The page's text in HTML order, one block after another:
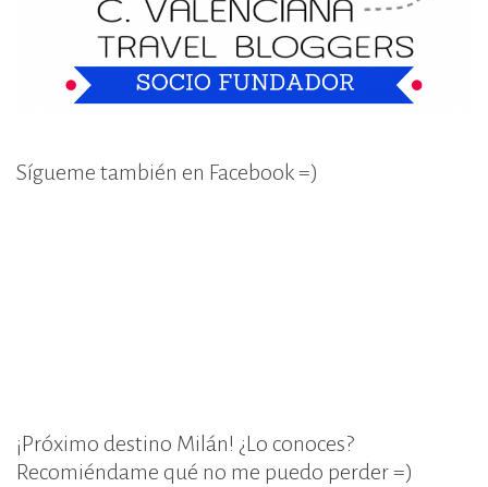
Sígueme también en Facebook =)
¡Próximo destino Milán! ¿Lo conoces?
Recomiéndame qué no me puedo perder =)